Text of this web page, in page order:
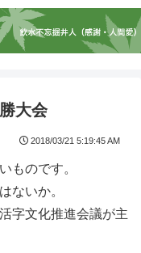
大会
2018/03/21 5:19:45 AM
ものです。
ないか。
字文化推進会議が主